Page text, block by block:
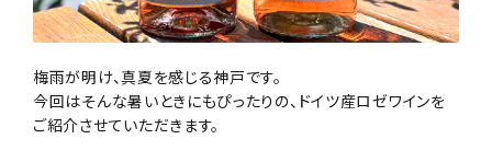
梅雨が明け、真夏を感じる神戸です。
今回はそんな暑いときにもぴったりの、ドイツ産ロゼワインを
ご紹介させていただきます。